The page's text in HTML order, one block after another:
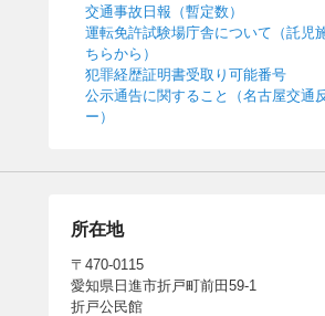
交通事故日報（暫定数）
運転免許試験場庁舎について（託児
ちらから）
犯罪経歴証明書受取り可能番号
公示通告に関すること（名古屋交通
ー）
所在地
〒470-0115
愛知県日進市折戸町前田59-1
折戸公民館